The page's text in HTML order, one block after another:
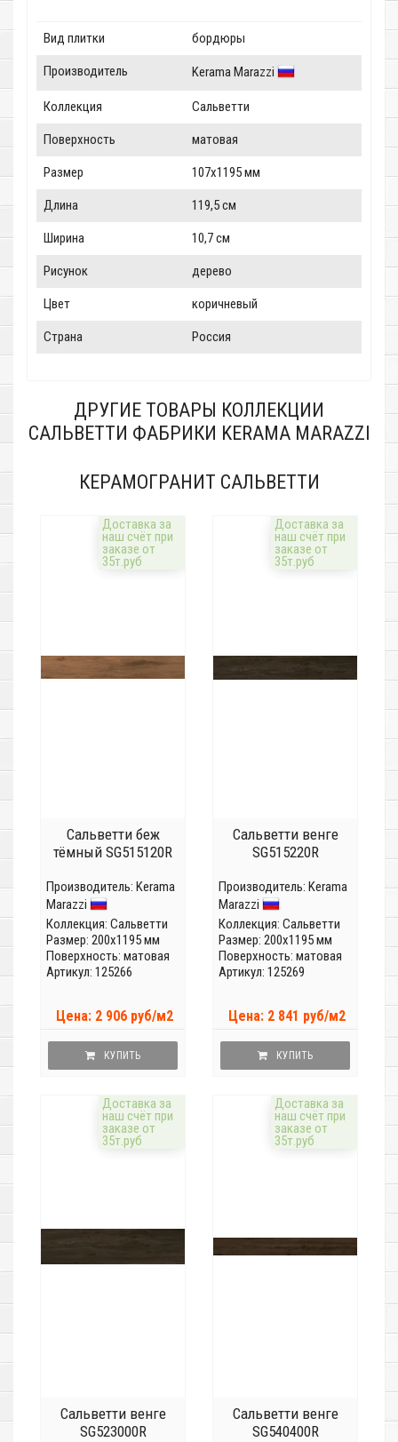
Вид плитки бордюры
Производитель Kerama Marazzi
Коллекция Сальветти
Поверхность матовая
Размер 107x1195 мм
Длина 119,5 см
Ширина 10,7 см
Рисунок дерево
Цвет коричневый
Страна Россия
ДРУГИЕ ТОВАРЫ КОЛЛЕКЦИИ
САЛЬВЕТТИ ФАБРИКИ KERAMA MARAZZI
КЕРАМОГРАНИТ САЛЬВЕТТИ
Доставка за
наш счёт при
заказе от
35т.руб
Сальветти беж
тёмный SG515120R
Производитель: Kerama
Marazzi
Коллекция: Сальветти
Размер: 200x1195 мм
Поверхность: матовая
Артикул: 125266
Цена: 2 906 руб/м2
КУПИТЬ
Доставка за
наш счёт при
заказе от
35т.руб
Сальветти венге
SG515220R
Производитель: Kerama
Marazzi
Коллекция: Сальветти
Размер: 200x1195 мм
Поверхность: матовая
Артикул: 125269
Цена: 2 841 руб/м2
КУПИТЬ
Доставка за
наш счёт при
заказе от
35т.руб
Сальветти венге
SG523000R
Доставка за
наш счёт при
заказе от
35т.руб
Сальветти венге
SG540400R